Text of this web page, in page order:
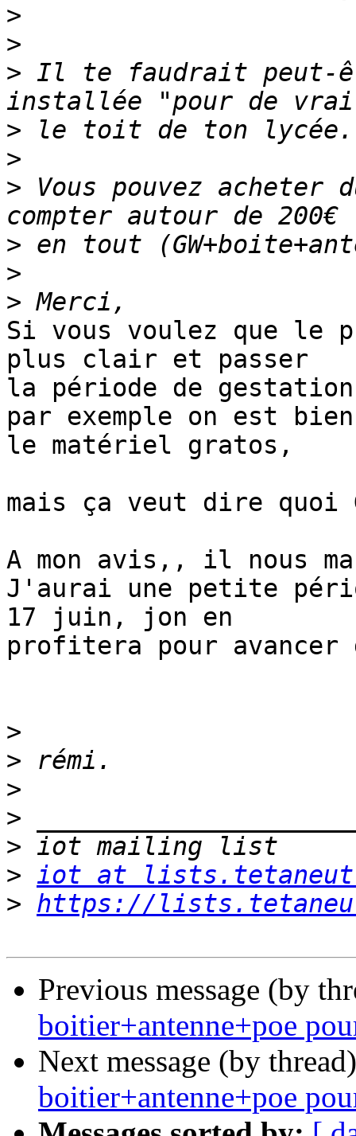
>
>
> Il te faudrait peut-
>
>
> Vous pouvez
>
>
>
Si vous voulez que
plus clair et passer
la période de
par exemple on est
le matériel gratos,
mais ça veut dire quoi
A mon avis,, il nous
J'aurai une petite
17 juin, jon en
profitera pour avancer
>
>
>
>
>
> iot at
> https://
Previous message (by
boitier+antenne+poe
Next message (by
boitier+antenne+poe